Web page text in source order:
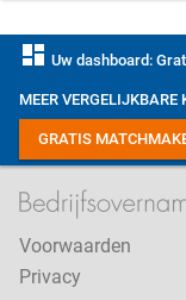
dashboard Uw dashboard:
MEER
GRATIS
Voorwaarden
Privacy